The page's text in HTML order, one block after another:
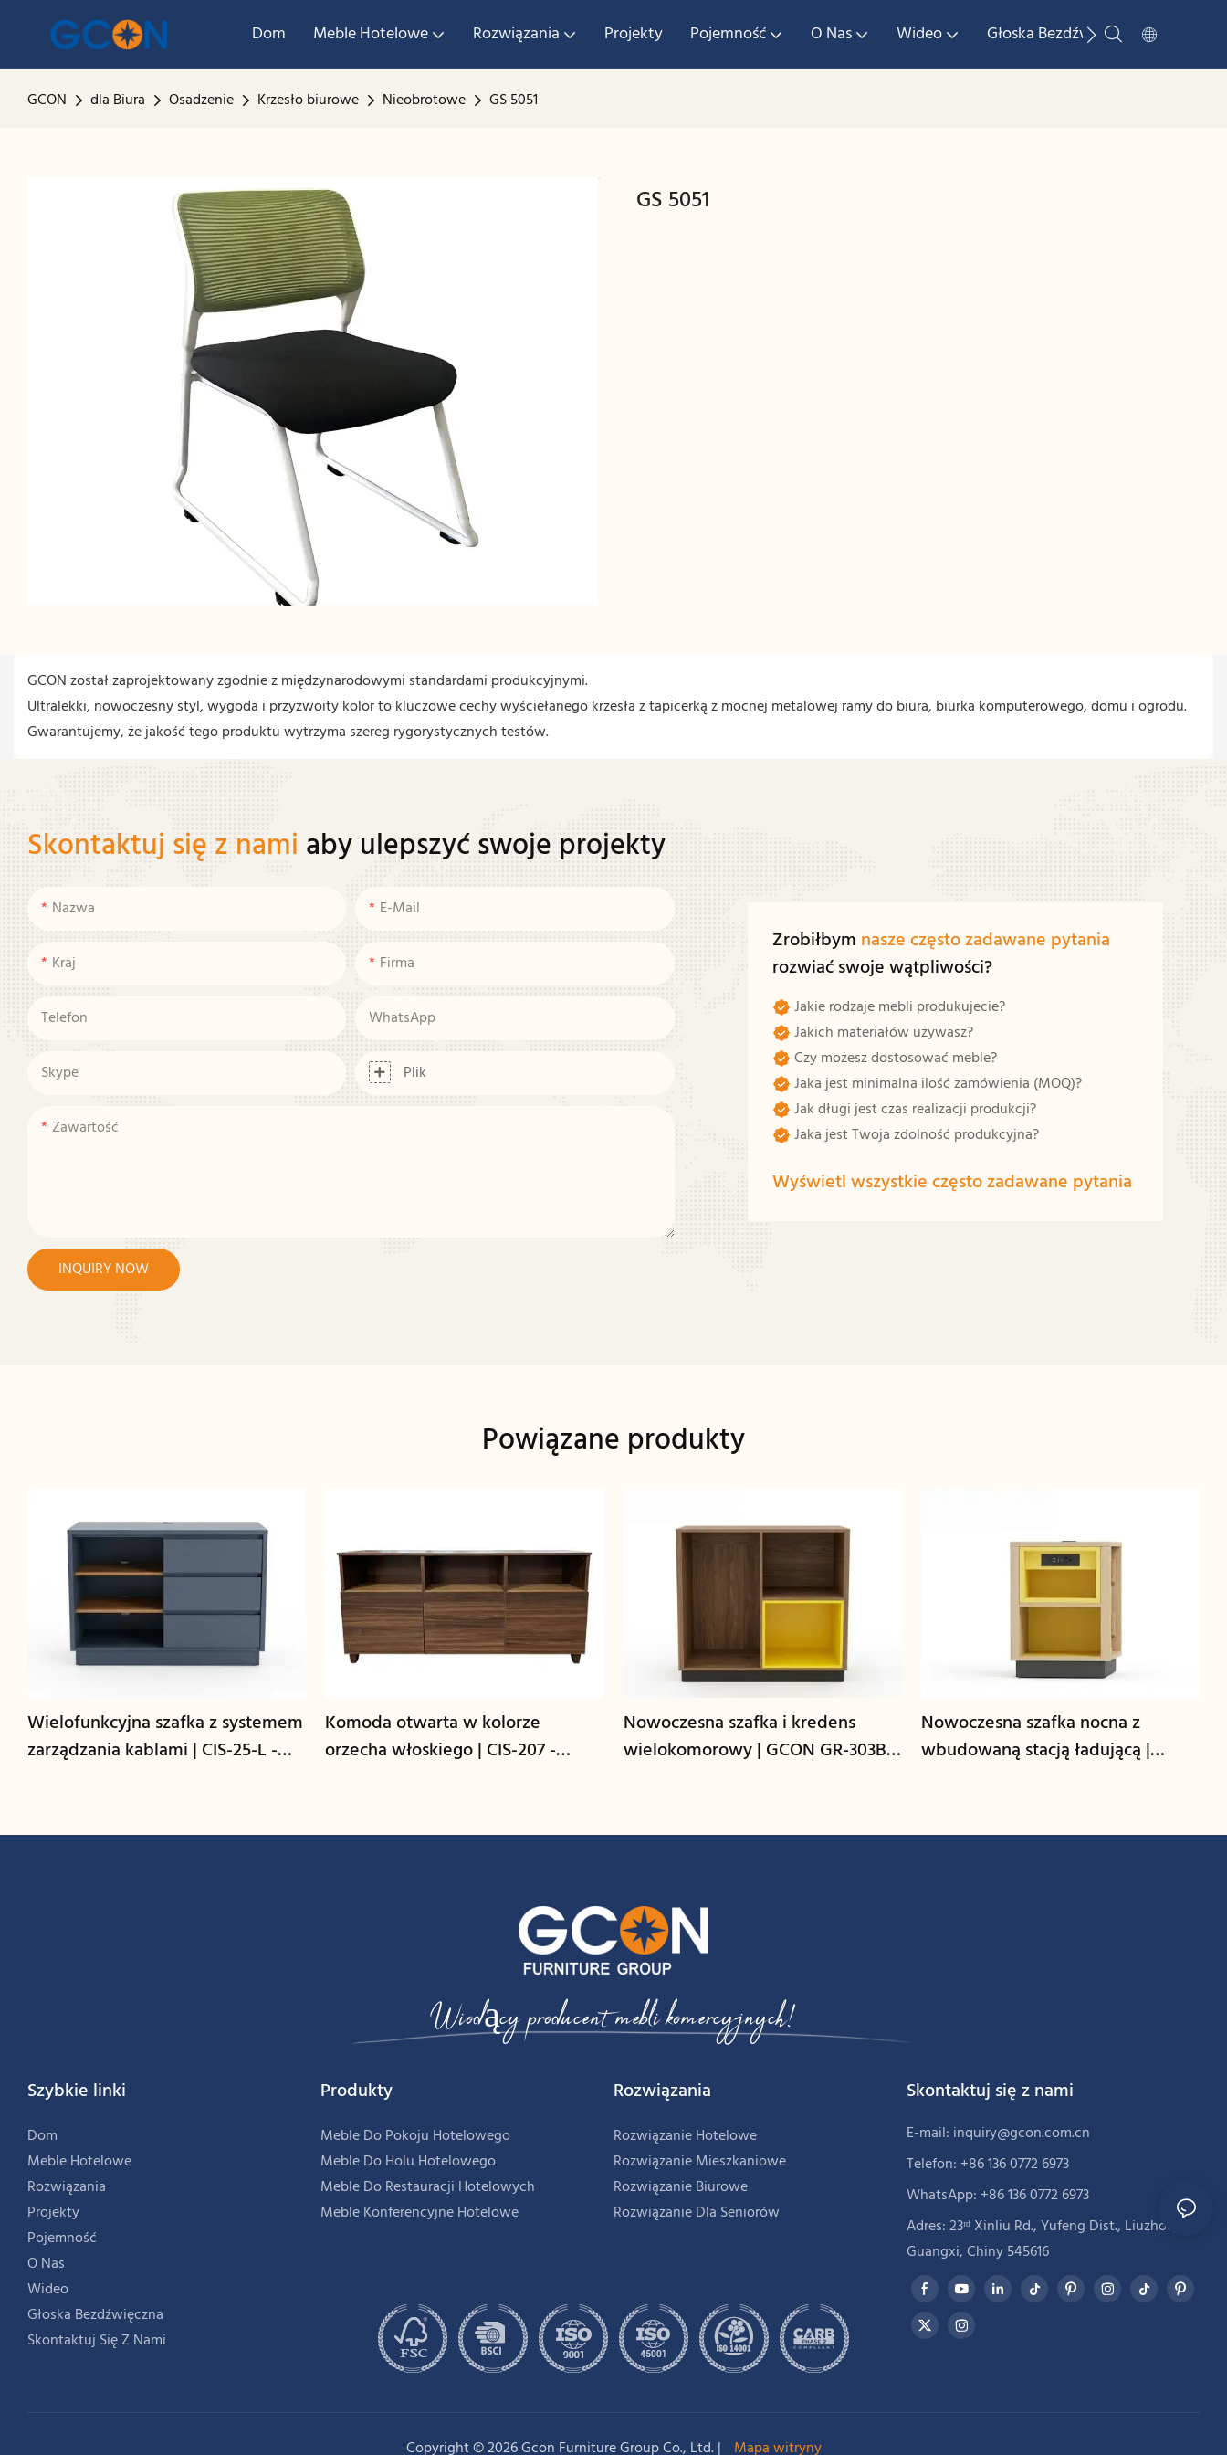
Dom Meble Hotelowe Rozwiązania Projekty Pojemność O Nas Wideo Głoska Bezdźwięczna
GCON dla Biura Osadzenie Krzesło biurowe Nieobrotowe GS 5051
GS 5051
GCON został zaprojektowany zgodnie z międzynarodowymi standardami produkcyjnymi.
Ultralekki, nowoczesny styl, wygoda i przyzwoity kolor to kluczowe cechy wyściełanego krzesła z tapicerką z mocnej metalowej ramy do biura, biurka komputerowego, domu i ogrodu.
Gwarantujemy, że jakość tego produktu wytrzyma szereg rygorystycznych testów.
Skontaktuj się z nami aby ulepszyć swoje projekty
Nazwa E-Mail
Kraj Firma
Telefon WhatsApp
Skype Plik
Zawartość
INQUIRY NOW
Zrobiłbym nasze często zadawane pytania
rozwiać swoje wątpliwości?
Jakie rodzaje mebli produkujecie?
Jakich materiałów używasz?
Czy możesz dostosować meble?
Jaka jest minimalna ilość zamówienia (MOQ)?
Jak długi jest czas realizacji produkcji?
Jaka jest Twoja zdolność produkcyjna?
Wyświetl wszystkie często zadawane pytania
Powiązane produkty
Wielofunkcyjna szafka z systemem
zarządzania kablami | CIS-25-L -
Komoda otwarta w kolorze
orzecha włoskiego | CIS-207 -
Nowoczesna szafka i kredens
wielokomorowy | GCON GR-303B-
Nowoczesna szafka nocna z
wbudowaną stacją ładującą |
Wiodący producent mebli komercyjnych!
Szybkie linki
Dom
Meble Hotelowe
Rozwiązania
Projekty
Pojemność
O Nas
Wideo
Głoska Bezdźwięczna
Skontaktuj Się Z Nami
Produkty
Meble Do Pokoju Hotelowego
Meble Do Holu Hotelowego
Meble Do Restauracji Hotelowych
Meble Konferencyjne Hotelowe
Rozwiązania
Rozwiązanie Hotelowe
Rozwiązanie Mieszkaniowe
Rozwiązanie Biurowe
Rozwiązanie Dla Seniorów
Skontaktuj się z nami
E-mail: inquiry@gcon.com.cn
Telefon: +86 136 0772 6973
WhatsApp: +86 136 0772 6973
Adres: 23ʳᵈ Xinliu Rd., Yufeng Dist., Liuzhou,
Guangxi, Chiny 545616
Copyright © 2026 Gcon Furniture Group Co., Ltd. | Mapa witryny